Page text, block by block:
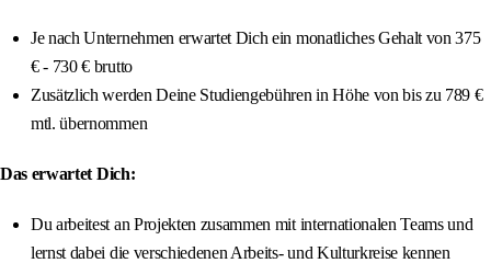
Je nach Unternehmen erwartet Dich ein monatliches Gehalt von 375
€ - 730 € brutto
Zusätzlich werden Deine Studiengebühren in Höhe von bis zu 789 €
mtl. übernommen
Das erwartet Dich:
Du arbeitest an Projekten zusammen mit internationalen Teams und
lernst dabei die verschiedenen Arbeits- und Kulturkreise kennen